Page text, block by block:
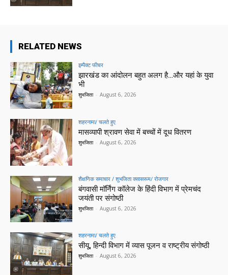
RELATED NEWS
इम्पैक्ट फीचर
झारखंड का आंदोलन बहुत अलग है…और यहां के युवा
भी
शुभजिता - August 6, 2026
शहरनामा/ चलते हुए
मासव्यापी श्रावण सेवा में बच्चों में दूध वितरण
शुभजिता - August 6, 2026
शैक्षणिक समाचार / शुभजिता क्सासरूम/ रोजगार
बंगवासी मॉर्निंग कॉलेज के हिंदी विभाग में प्रेमचंद
जयंती पर संगोष्ठी
शुभजिता - August 6, 2026
शहरनामा/ चलते हुए
सीयू, हिन्दी विभाग में व्यास पूजन व राष्ट्रीय संगोष्ठी
शुभजिता - August 6, 2026